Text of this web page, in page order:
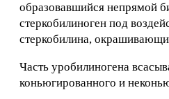
образовавшийся непрямой
стеркобилиноген под
стеркобилина,
Часть уробилиногена
коньюгированного и